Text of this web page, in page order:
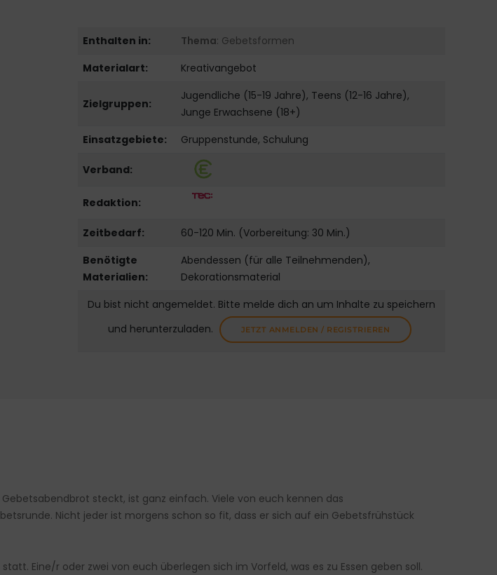
Enthalten in: Thema: Gebetsformen
Materialart:
Kreativangebot
Zielgruppen:
Jugendliche (15-19 Jahre), Teens (12-16 Jahre),
Junge Erwachsene (18+)
Einsatzgebiete:
Gruppenstunde, Schulung
Verband:
Redaktion:
Zeitbedarf:
60-120 Min. (Vorbereitung: 30 Min.)
Benötigte
Materialien:
Abendessen (für alle Teilnehmenden),
Dekorationsmaterial
Du bist nicht angemeldet. Bitte melde dich an um Inhalte zu speichern
und herunterzuladen.
JETZT ANMELDEN / REGISTRIEREN
steckt, ist ganz einfach. Viele von euch kennen das
Nicht jeder ist morgens schon so fit, dass er sich auf ein Gebetsfrühstück
Eine/r oder zwei von euch überlegen sich im Vorfeld, was es zu Essen geben soll.